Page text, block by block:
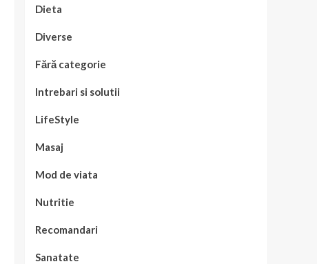
Dieta
Diverse
Fără categorie
Intrebari si solutii
LifeStyle
Masaj
Mod de viata
Nutritie
Recomandari
Sanatate